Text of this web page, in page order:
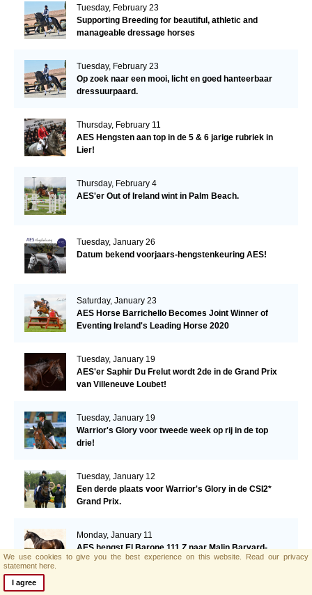
Tuesday, February 23
Supporting Breeding for beautiful, athletic and
manageable dressage horses
Tuesday, February 23
Op zoek naar een mooi, licht en goed hanteerbaar
dressuurpaard.
Thursday, February 11
AES Hengsten aan top in de 5 & 6 jarige rubriek in
Lier!
Thursday, February 4
AES'er Out of Ireland wint in Palm Beach.
Tuesday, January 26
Datum bekend voorjaars-hengstenkeuring AES!
Saturday, January 23
AES Horse Barrichello Becomes Joint Winner of
Eventing Ireland's Leading Horse 2020
Tuesday, January 19
AES'er Saphir Du Frelut wordt 2de in de Grand Prix
van Villeneuve Loubet!
Tuesday, January 19
Warrior's Glory voor tweede week op rij in de top
drie!
Tuesday, January 12
Een derde plaats voor Warrior's Glory in de CSI2*
Grand Prix.
Monday, January 11
AES hengst El Barone 111 Z naar Malin Baryard-
Johnsson
We use cookies to give you the best experience on this website. Read our privacy
statement here.
I agree